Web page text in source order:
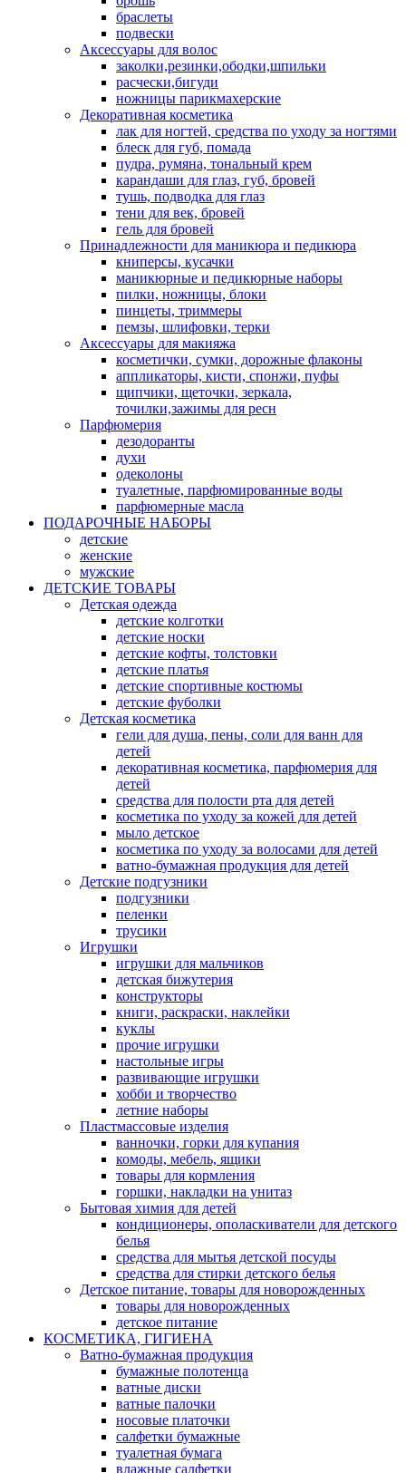
браслеты
подвески
Аксессуары для волос
заколки,резинки,ободки,шпильки
расчески,бигуди
ножницы парикмахерские
Декоративная косметика
лак для ногтей, средства по уходу за ногтями
блеск для губ, помада
пудра, румяна, тональный крем
карандаши для глаз, губ, бровей
тушь, подводка для глаз
тени для век, бровей
гель для бровей
Принадлежности для маникюра и педикюра
книперсы, кусачки
маникюрные и педикюрные наборы
пилки, ножницы, блоки
пинцеты, триммеры
пемзы, шлифовки, терки
Аксессуары для макияжа
косметички, сумки, дорожные флаконы
аппликаторы, кисти, спонжи, пуфы
щипчики, щеточки, зеркала,
точилки,зажимы для ресн
Парфюмерия
дезодоранты
духи
одеколоны
туалетные, парфюмированные воды
парфюмерные масла
ПОДАРОЧНЫЕ НАБОРЫ
детские
женские
мужские
ДЕТСКИЕ ТОВАРЫ
Детская одежда
детские колготки
детские носки
детские кофты, толстовки
детские платья
детские спортивные костюмы
детские фуболки
Детская косметика
гели для душа, пены, соли для ванн для
детей
декоративная косметика, парфюмерия для
детей
средства для полости рта для детей
косметика по уходу за кожей для детей
мыло детское
косметика по уходу за волосами для детей
ватно-бумажная продукция для детей
Детские подгузники
подгузники
пеленки
трусики
Игрушки
игрушки для мальчиков
детская бижутерия
конструкторы
книги, раскраски, наклейки
куклы
прочие игрушки
настольные игры
развивающие игрушки
хобби и творчество
летние наборы
Пластмассовые изделия
ванночки, горки для купания
комоды, мебель, ящики
товары для кормления
горшки, накладки на унитаз
Бытовая химия для детей
кондиционеры, ополаскиватели для детского
белья
средства для мытья детской посуды
средства для стирки детского белья
Детское питание, товары для новорожденных
товары для новорожденных
детское питание
КОСМЕТИКА, ГИГИЕНА
Ватно-бумажная продукция
бумажные полотенца
ватные диски
ватные палочки
носовые платочки
салфетки бумажные
туалетная бумага
влажные салфетки